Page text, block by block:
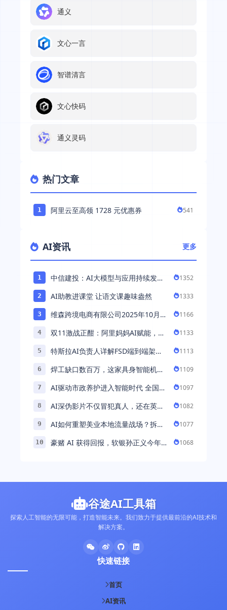
通义
文心一言
智谱清言
文心快码
通义灵码
热门文章
1 阿里云至高领 1728 元优惠券 541
AI资讯 更多
1
中信建投：AI大模型与应用持续发展
1352
2 AI助教进课堂 让语文课趣味盎然 1333
3
维森跨境电商有限公司2025年10月落
1166
4
双11激战正酣：阿里妈妈AI赋能，助
1133
5
特斯拉AI负责人详解FSD端到端架
能 ...
1113
6
焊工缺口数百万，这家具身智能机器
1109
7
AI驱动市政养护进入智能时代 全国首
1097
8
AI深伪影片不仅冒犯真人，还在英国
1082
9
AI如何重塑美业本地流量战场？拆
1077
10
豪赌 AI 获得回报，软银孙正义今年财
1068
谷途AI工具箱
探索人工智能的无限可能，打造智能未来。我们致力于提供最前沿的AI技术和
解决方案。
快速链接
首页
AI资讯